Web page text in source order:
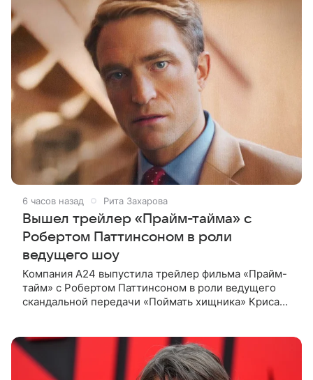
6 часов назад Рита Захарова
Вышел трейлер «Прайм-тайма» с
Робертом Паттинсоном в роли
ведущего шоу
Компания A24 выпустила трейлер фильма «Прайм-
тайм» с Робертом Паттинсоном в роли ведущего
скандальной передачи «Поймать хищника» Криса